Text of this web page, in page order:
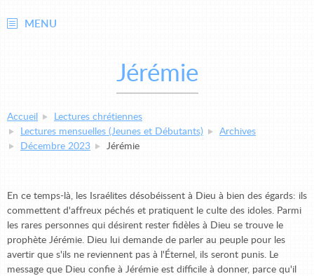
MENU
Jérémie
Accueil
Lectures chrétiennes
Lectures mensuelles (Jeunes et Débutants)
Archives
Décembre 2023
Jérémie
En ce temps-là, les Israélites désobéissent à Dieu à bien des égards: ils
commettent d'affreux péchés et pratiquent le culte des idoles. Parmi
les rares personnes qui désirent rester fidèles à Dieu se trouve le
prophète Jérémie. Dieu lui demande de parler au peuple pour les
avertir que s'ils ne reviennent pas à l'Éternel, ils seront punis. Le
message que Dieu confie à Jérémie est difficile à donner, parce qu'il